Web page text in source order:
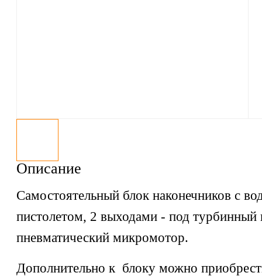
Описание
Самостоятельный блок наконечников с
пистолетом, 2 выходами - под турбинный
пневматический микромотор.
Дополнительно к блоку можно